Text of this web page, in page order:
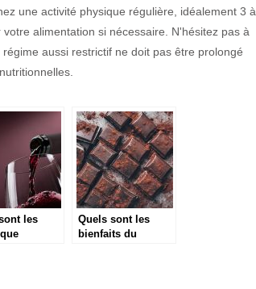
une activité physique régulière, idéalement 3 à
alimentation si nécessaire. N'hésitez pas à
aussi restrictif ne doit pas être prolongé
les
Quels sont les
bienfaits du